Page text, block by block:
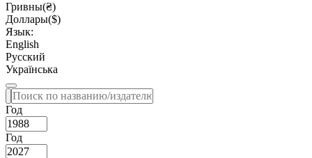
Гривны(₴)
Доллары($)
Язык:
English
Русский
Українська
Год
Год